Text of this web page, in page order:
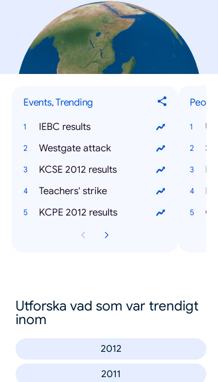
Events, Trending
IEBC results
Westgate attack
KCSE 2012 results
Teachers' strike
KCPE 2012 results
Utforska vad som var trendigt
inom
2012
2011